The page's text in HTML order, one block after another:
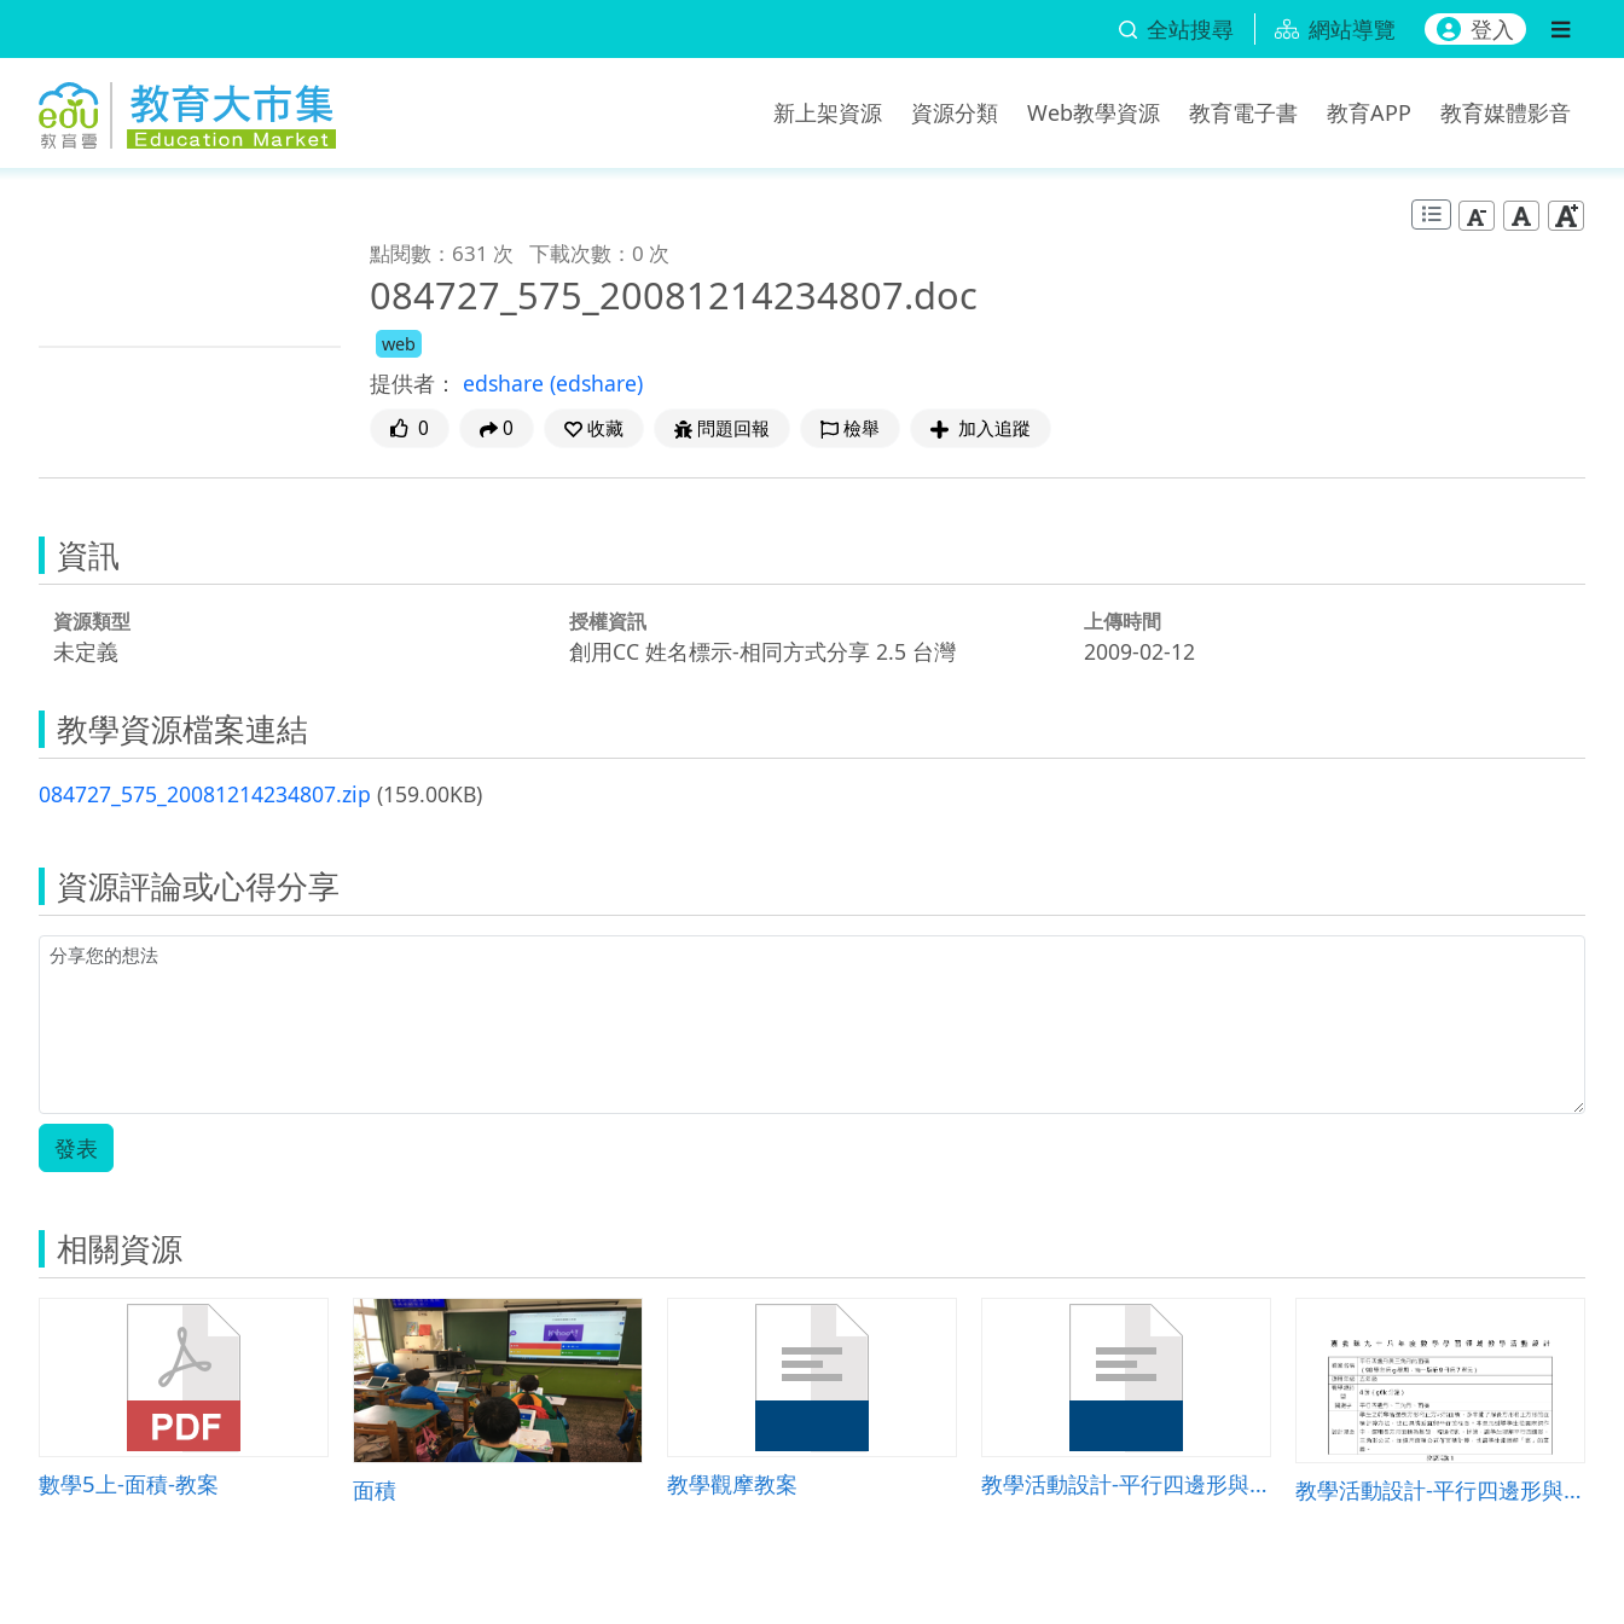
全站搜尋 網站導覽 登入
新上架資源 資源分類 Web教學資源 教育電子書 教育APP 教育媒體影音
點閱數：631 次 下載次數：0 次
084727_575_20081214234807.doc
web
提供者： edshare (edshare)
0 0 收藏 問題回報 檢舉 加入追蹤
資訊
資源類型
未定義
授權資訊
創用CC 姓名標示-相同方式分享 2.5 台灣
上傳時間
2009-02-12
教學資源檔案連結
084727_575_20081214234807.zip (159.00KB)
資源評論或心得分享
發表
相關資源
數學5上-面積-教案 面積 教學觀摩教案 教學活動設計-平行四邊形與三角形的面積.doc 教學活動設計-平行四邊形與三角形的面積